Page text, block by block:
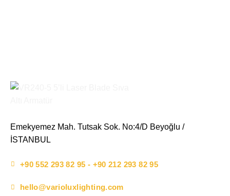
Emekyemez Mah. Tutsak Sok. No:4/D Beyoğlu /
İSTANBUL
+90 552 293 82 95 - +90 212 293 82 95
hello@varioluxlighting.com